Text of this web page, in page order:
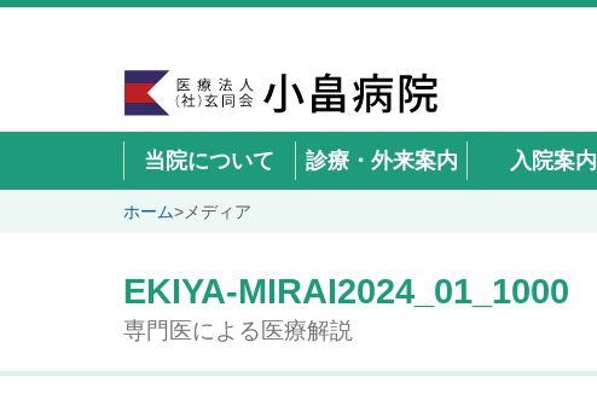
当院について 診療・外来案内 入院案内
ホーム> メディア
EKIYA-MIRAI2024_01_1000
専門医による医療解説